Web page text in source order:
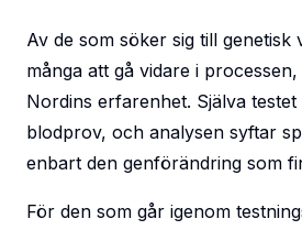
Av de som söker sig till genetisk
många att gå vidare i
Nordins erfarenhet. Själva
blodprov, och analysen syftar
enbart den genförändring som
För den som går igenom